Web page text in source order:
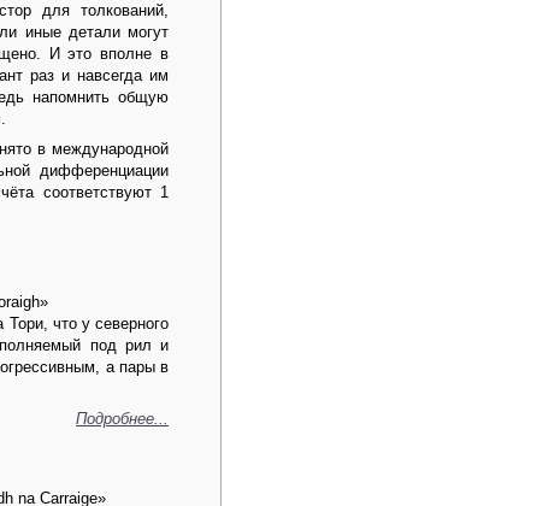
для толкований,
иные детали могут
И это вполне в
раз и навсегда им
напомнить общую
в международной
дифференциации
соответствуют 1
что у северного
под рил и
а пары в
Подробнее...
na Carraige»